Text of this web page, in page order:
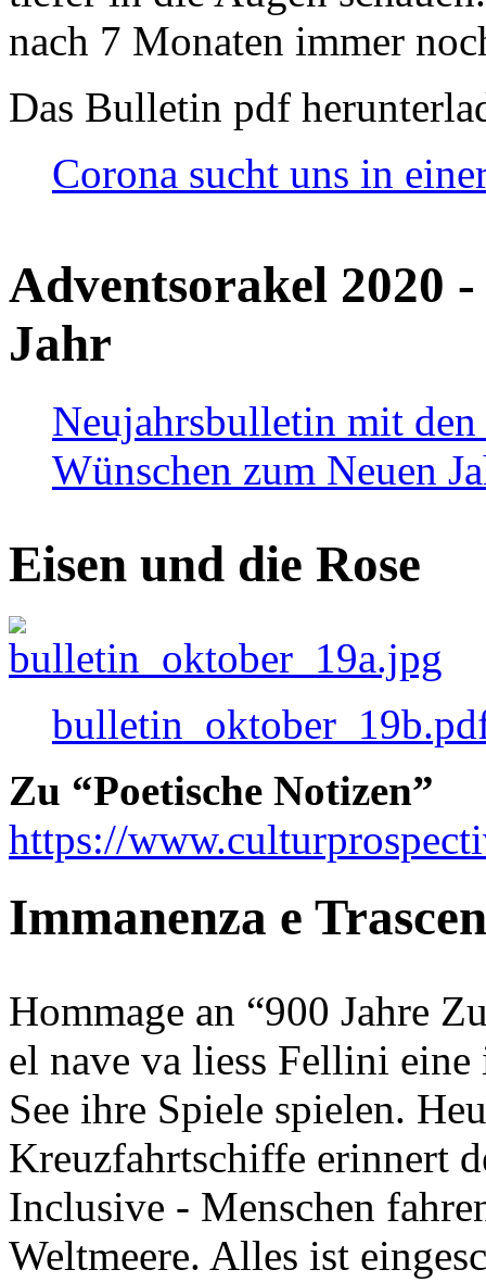
nach 7 Monaten immer
Das Bulletin pdf
Corona sucht uns in
Adventsorakel 2020
Jahr
Neujahrsbulletin mit den
Wünschen zum Neuen
Eisen und die Rose
Zu “Poetische Notizen”
https://
Immanenza e
Hommage an “900 Jahre
el nave va liess Fellini
See ihre Spiele spielen.
Kreuzfahrtschiffe erinnert
Inclusive - Menschen
Weltmeere. Alles ist